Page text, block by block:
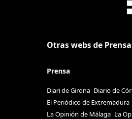
Otras webs de
Prensa
Diari de Girona Diario de
El Periódico de Extremadura
La Opinión de Málaga La